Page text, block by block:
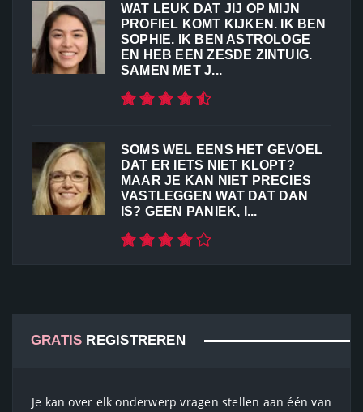
WAT LEUK DAT JIJ OP MIJN
PROFIEL KOMT KIJKEN. IK BEN
SOPHIE. IK BEN ASTROLOGE
EN HEB EEN ZESDE ZINTUIG.
SAMEN MET J...
SOMS WEL EENS HET GEVOEL
DAT ER IETS NIET KLOPT?
MAAR JE KAN NIET PRECIES
VASTLEGGEN WAT DAT DAN
IS? GEEN PANIEK, I...
GRATIS REGISTREREN
Je kan over elk onderwerp vragen stellen aan één van